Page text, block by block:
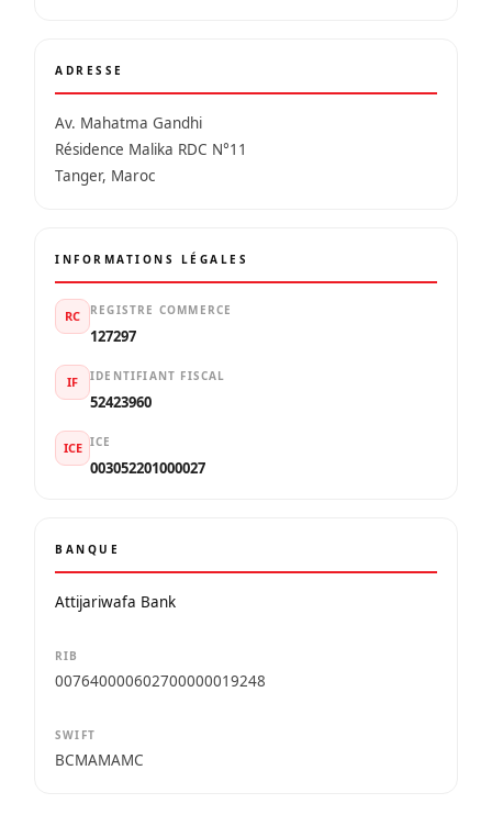
ADRESSE
Av. Mahatma Gandhi
Résidence Malika RDC N°11
Tanger, Maroc
INFORMATIONS LÉGALES
RC REGISTRE COMMERCE
127297
IF IDENTIFIANT FISCAL
52423960
ICE ICE
003052201000027
BANQUE
Attijariwafa Bank
RIB
007640000602700000019248
SWIFT
BCMAMAMC